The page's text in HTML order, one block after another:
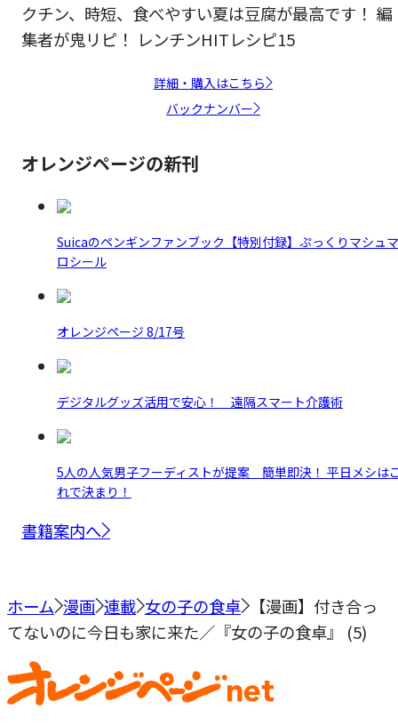
クチン、時短、食べやすい夏は豆腐が最高です！ 編
集者が鬼リピ！ レンチンHITレシピ15
詳細・購入はこちら
バックナンバー
オレンジページの新刊
Suicaのペンギンファンブック【特別付録】ぷっくりマシュマ
ロシール
オレンジページ 8/17号
デジタルグッズ活用で安心！ 遠隔スマート介護術
5人の人気男子フーディストが提案 簡単即決！ 平日メシは
れで決まり！
書籍案内へ
ホーム 漫画 連載 女の子の食卓
【漫画】付き合っ
てないのに今日も家に来た／『女の子の食卓』 (5)